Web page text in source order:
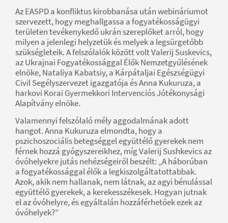
Az EASPD a konfliktus kirobbanása után webináriumot
szervezett, hogy meghallgassa a fogyatékosságügyi
területen tevékenykedő ukrán szereplőket arról, hogy
milyen a jelenlegi helyzetük és melyek a legsürgetőbb
szükségleteik. A felszólalók között volt Valerij Suskevics,
az Ukrajnai Fogyatékossággal Élők Nemzetgyűlésének
elnöke, Nataliya Kabatsiy, a Kárpátaljai Egészségügyi
Civil Segélyszervezet igazgatója és Anna Kukuruza, a
harkovi Korai Gyermekkori Intervenciós Jótékonysági
Alapítvány elnöke.
Valamennyi felszólaló mély aggodalmának adott
hangot. Anna Kukuruza elmondta, hogy a
pszichoszociális betegséggel együttélő gyerekek nem
férnek hozzá gyógyszereikhez, míg Valerij Sushkevics az
óvóhelyekre jutás nehézségeiről beszélt: „A háborúban
a fogyatékossággal élők a legkiszolgáltatottabbak.
Azok, akik nem hallanak, nem látnak, az agyi bénulással
együttélő gyerekek, a kerekesszékesek. Hogyan jutnak
el az óvóhelyre, és egyáltalán hozzáférhetőek ezek az
óvóhelyek?”